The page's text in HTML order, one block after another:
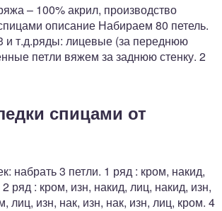
– 100% акрил, производство
описание Набираем 80 петель.
и т.д.ряды: лицевые (за переднюю
петли вяжем за заднюю стенку. 2
спицами от
набрать 3 петли. 1 ряд : кром, накид,
ряд : кром, изн, накид, лиц, накид, изн,
лиц, изн, нак, изн, нак, изн, лиц, кром. 4